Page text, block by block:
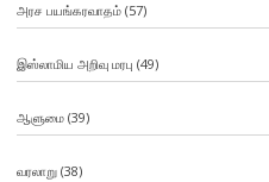
அரச பயங்கரவாதம்(57)
இஸ்லாமிய அறிவு மரபு (49)
ஆளுமை(39)
வரலாறு(38)